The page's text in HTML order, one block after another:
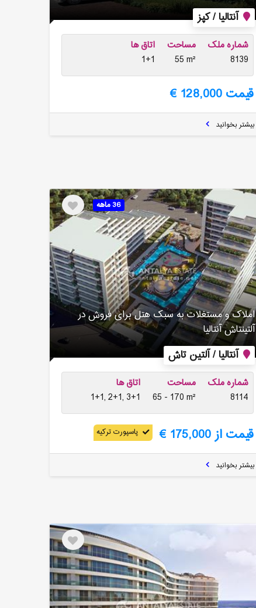
آنتالیا / کپز
شماره ملک
8139
مساحت
55 m²
اتاق ها
1+1
قیمت 128,000 €
بیشتر بخوانید
36 ماهه
آنتالیا / آلتین تاش
املاک و مستغلات به سبک هتل برای فروش در
آلتینتاش آنتالیا
شماره ملک
8114
مساحت
65 - 170 m²
اتاق ها
1+1, 2+1, 3+1
قیمت از 175,000 € پاسپورت ترکیه
بیشتر بخوانید